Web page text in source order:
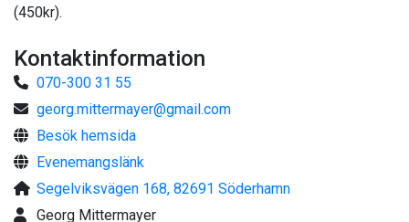
(450kr).
Kontaktinformation
070-300 31 55
georg.mittermayer@gmail.com
Besök hemsida
Evenemangslänk
Segelviksvägen 168, 82691 Söderhamn
Georg Mittermayer